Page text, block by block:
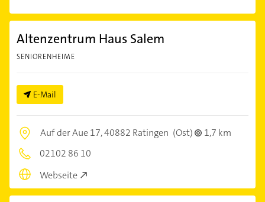
Altenzentrum Haus Salem
SENIORENHEIME
E-Mail
Auf der Aue 17,40882 Ratingen (Ost)
1,7 km
02102 86 10
Webseite